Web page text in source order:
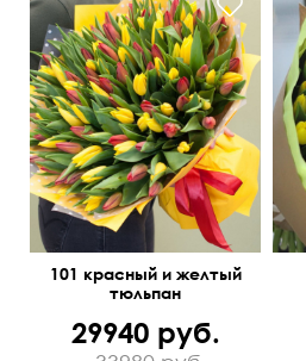
В упаковке
101 красный и желтый
тюльпан
29940 руб.